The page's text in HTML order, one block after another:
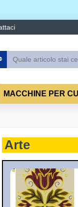
MACCHINE PER
Arte